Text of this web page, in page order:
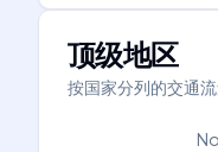
顶级地区
按国家分列的交通